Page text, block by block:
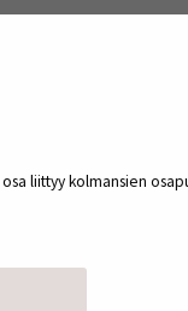
liittyy kolmansien